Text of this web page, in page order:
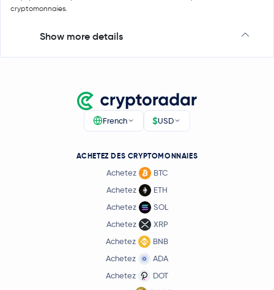
cryptomonnaies.
Show more details
French $USD
ACHETEZ DES CRYPTOMONNAIES
Achetez
BTC
Achetez
ETH
Achetez
SOL
Achetez
XRP
Achetez
BNB
Achetez
ADA
Achetez
DOT